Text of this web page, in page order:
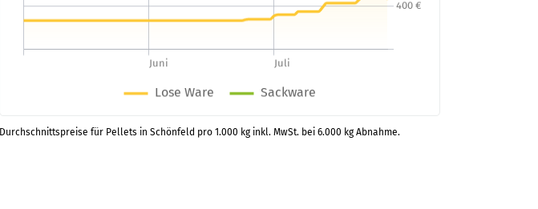
Durchschnittspreise für Pellets in Schönfeld pro 1.000 kg inkl. MwSt. bei 6.000 kg Abnahme.